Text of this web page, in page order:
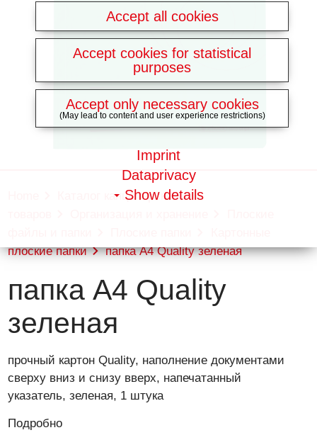
Каталог канцелярских
плоские папки
папка А4 Quality зеленая
папка А4 Quality
зеленая
прочный картон Quality, наполнение документами
сверху вниз и снизу вверх, напечатанный
указатель, зеленая, 1 штука
Подробно
Accept all cookies
Accept cookies for statistical
purposes
Accept only necessary cookies
(May lead to content and user experience restrictions)
Show details
Dataprivacy
Imprint